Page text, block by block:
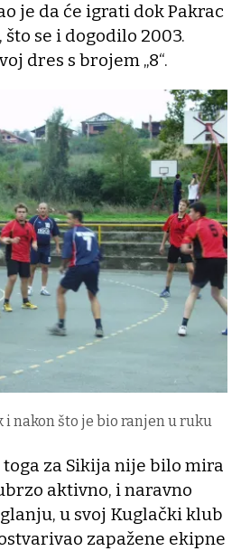
je da će igrati dok Pakrac
se i dogodilo 2003.
dres s brojem „8“.
i nakon što je bio ranjen u ruku
za Sikija nije bilo mira
aktivno, i naravno
u svoj Kuglački klub
zapažene ekipne